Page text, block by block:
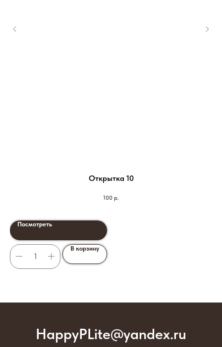
Открытка 10
100 р.
Посмотреть
В корзину
HappyPLite@yandex.ru